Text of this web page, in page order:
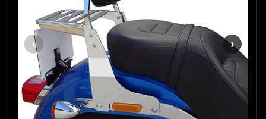
‹ ›